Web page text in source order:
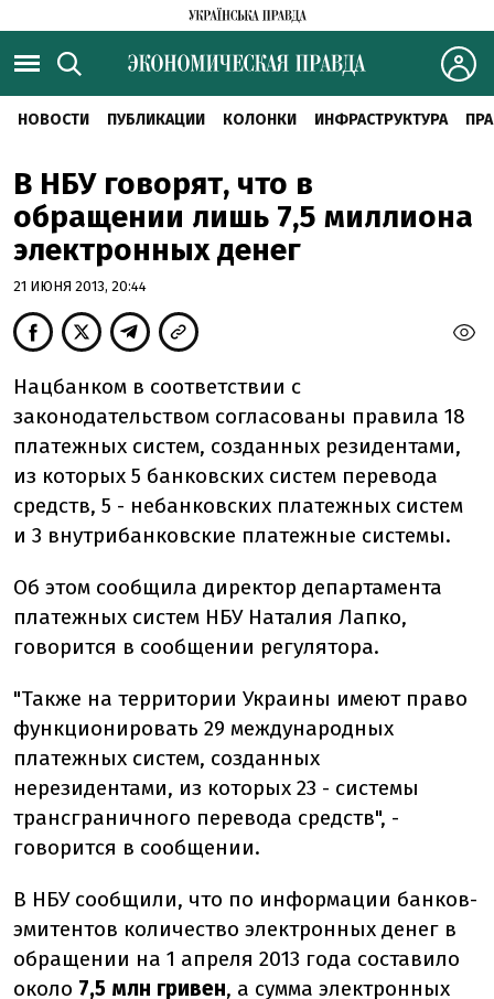
НОВОСТИ ПУБЛИКАЦИИ КОЛОНКИ ИНФРАСТРУКТУРА
В НБУ говорят, что в
обращении лишь 7,5 миллиона
электронных денег
21 ИЮНЯ 2013, 20:44
Нацбанком в соответствии с
законодательством согласованы правила 18
платежных систем, созданных резидентами,
из которых 5 банковских систем перевода
средств, 5 - небанковских платежных систем
и 3 внутрибанковские платежные системы.
Об этом сообщила директор департамента
платежных систем НБУ Наталия Лапко,
говорится в сообщении регулятора.
"Также на территории Украины имеют право
функционировать 29 международных
платежных систем, созданных
нерезидентами, из которых 23 - системы
трансграничного перевода средств", -
говорится в сообщении.
В НБУ сообщили, что по информации банков-
эмитентов количество электронных денег в
обращении на 1 апреля 2013 года составило
около 7,5 млн гривен, а сумма электронных